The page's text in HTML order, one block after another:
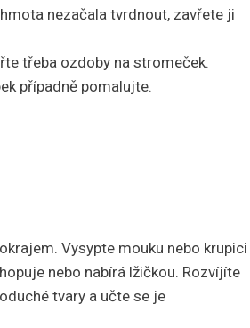
nezačala tvrdnout, zavřete ji
třeba ozdoby na stromeček.
případně pomalujte.
Vysypte mouku nebo krupici
nebo nabírá lžičkou. Rozvíjíte
tvary a učte se je